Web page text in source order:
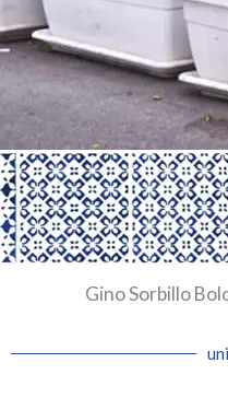
Gino Sorbillo